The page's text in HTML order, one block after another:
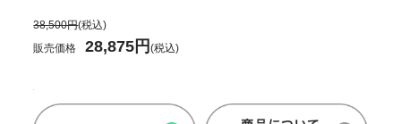
38,500円(税込)
販売価格
28,875円(税込)